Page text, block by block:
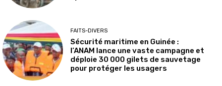
FAITS-DIVERS
Sécurité maritime en Guinée :
l’ANAM lance une vaste campagne et
déploie 30 000 gilets de sauvetage
pour protéger les usagers